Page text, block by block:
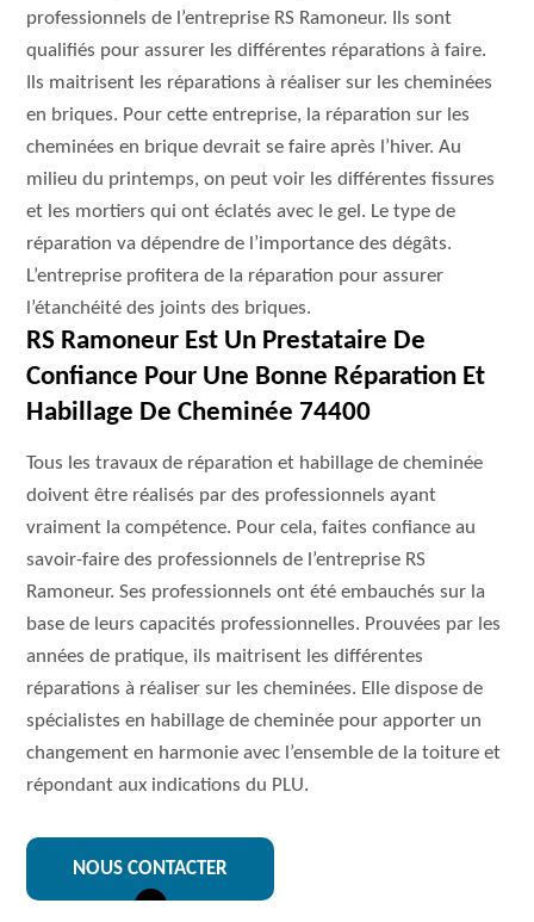
professionnels de l’entreprise RS Ramoneur. Ils sont
qualifiés pour assurer les différentes réparations à faire.
Ils maitrisent les réparations à réaliser sur les cheminées
en briques. Pour cette entreprise, la réparation sur les
cheminées en brique devrait se faire après l’hiver. Au
milieu du printemps, on peut voir les différentes fissures
et les mortiers qui ont éclatés avec le gel. Le type de
réparation va dépendre de l’importance des dégâts.
L’entreprise profitera de la réparation pour assurer
l’étanchéité des joints des briques.
RS Ramoneur Est Un Prestataire De
Confiance Pour Une Bonne Réparation Et
Habillage De Cheminée 74400
Tous les travaux de réparation et habillage de cheminée
doivent être réalisés par des professionnels ayant
vraiment la compétence. Pour cela, faites confiance au
savoir-faire des professionnels de l’entreprise RS
Ramoneur. Ses professionnels ont été embauchés sur la
base de leurs capacités professionnelles. Prouvées par les
années de pratique, ils maitrisent les différentes
réparations à réaliser sur les cheminées. Elle dispose de
spécialistes en habillage de cheminée pour apporter un
changement en harmonie avec l’ensemble de la toiture et
répondant aux indications du PLU.
NOUS CONTACTER